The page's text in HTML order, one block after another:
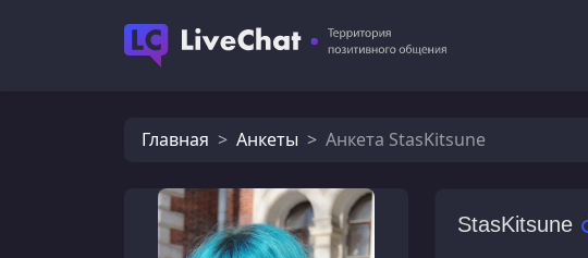
Главная Анкеты Анкета StasKitsune
StasKitsune